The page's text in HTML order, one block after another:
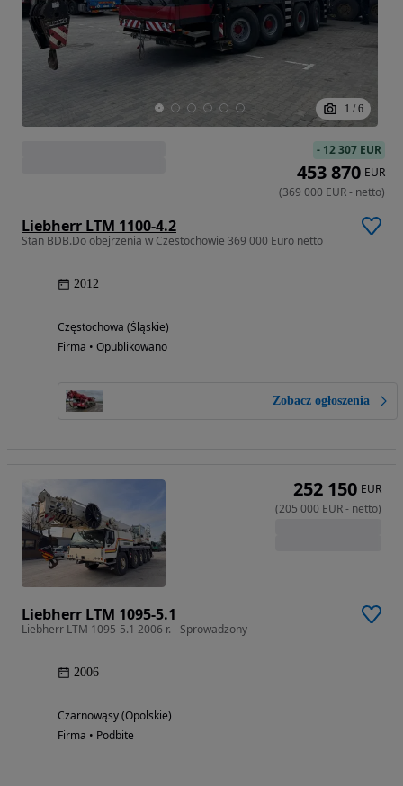
1 / 6
Liebherr LTM 1100-4.2
Stan BDB.Do obejrzenia w Czestochowie 369 000 Euro netto
2012
Częstochowa (Śląskie)
Firma • Opublikowano
Zobacz ogłoszenia
- 12 307 EUR
453 870 EUR
(369 000 EUR- netto)
Liebherr LTM 1095-5.1
Liebherr LTM 1095-5.1 2006 r. - Sprowadzony
2006
Czarnowąsy (Opolskie)
Firma • Podbite
252 150 EUR
(205 000 EUR- netto)